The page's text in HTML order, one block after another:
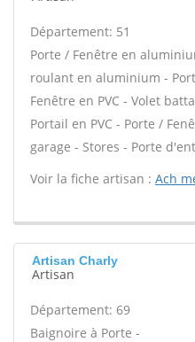
Département: 51
Porte / Fenêtre en
roulant en aluminium -
Fenêtre en PVC - Volet
Portail en PVC - Porte /
garage - Stores - Porte
Voir la fiche artisan : Ach
Artisan Charly
Artisan
Département: 69
Baignoire à Porte -